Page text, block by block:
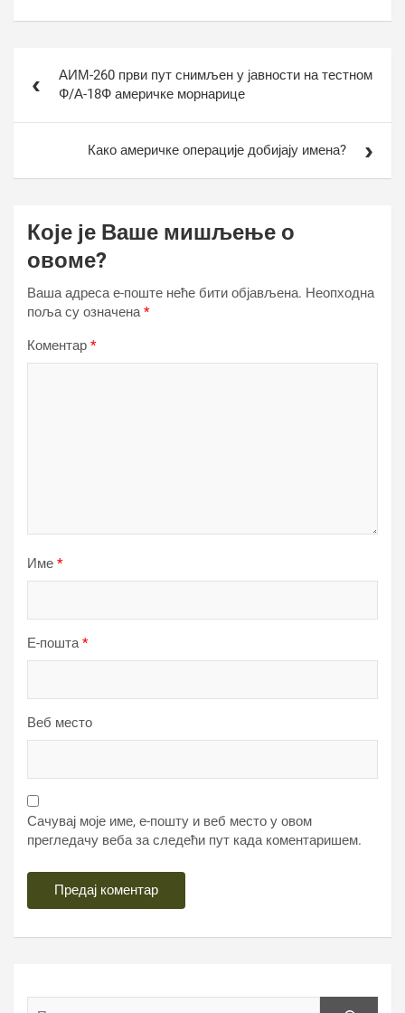
чланкаАИМ-260 први пут снимљен у јавности на тестном
Ф/А-18Ф америчке морнарице
Како америчке операције добијају имена?
Које је Ваше мишљење о
овоме?
Ваша адреса е-поште неће бити објављена. Неопходна
поља су означена*
Коментар *
Име *
Е-пошта*
Веб место
Сачувај моје име, е-пошту и веб место у овом
прегледачу веба за следећи пут када коментаришем.